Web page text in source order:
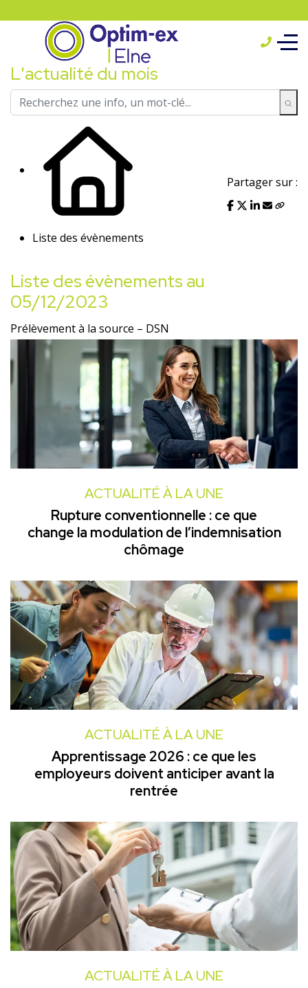
L'actualité du mois
Liste des évènements
Partager sur :
Liste des évènements au
05/12/2023
Prélèvement à la source – DSN
ACTUALITÉ À LA UNE
Rupture conventionnelle : ce que
change la modulation de l’indemnisation
chômage
ACTUALITÉ À LA UNE
Apprentissage 2026 : ce que les
employeurs doivent anticiper avant la
rentrée
ACTUALITÉ À LA UNE